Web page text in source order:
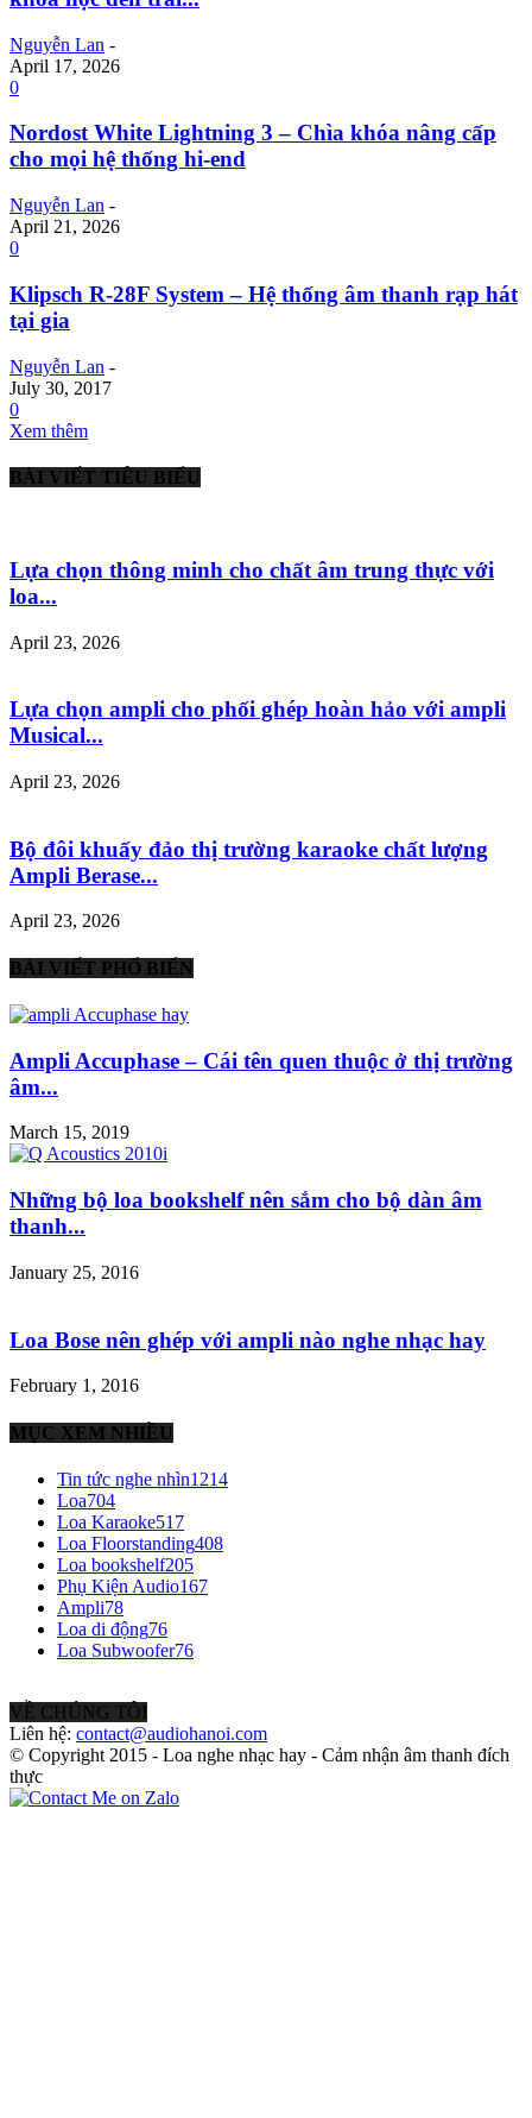
Nguyễn Lan -
April 17, 2026
0
Nordost White Lightning 3 – Chìa khóa nâng cấp
cho mọi hệ thống hi-end
Nguyễn Lan -
April 21, 2026
0
Klipsch R-28F System – Hệ thống âm thanh rạp hát
tại gia
Nguyễn Lan -
July 30, 2017
0
Xem thêm
BÀI VIẾT TIÊU BIỂU
Lựa chọn thông minh cho chất âm trung thực với
loa...
April 23, 2026
Lựa chọn ampli cho phối ghép hoàn hảo với ampli
Musical...
April 23, 2026
Bộ đôi khuấy đảo thị trường karaoke chất lượng
Ampli Berase...
April 23, 2026
BÀI VIẾT PHỔ BIẾN
Ampli Accuphase – Cái tên quen thuộc ở thị trường
âm...
March 15, 2019
Những bộ loa bookshelf nên sắm cho bộ dàn âm
thanh...
January 25, 2016
Loa Bose nên ghép với ampli nào nghe nhạc hay
February 1, 2016
MỤC XEM NHIỀU
Tin tức nghe nhìn1214
Loa704
Loa Karaoke517
Loa Floorstanding408
Loa bookshelf205
Phụ Kiện Audio167
Ampli78
Loa di động76
Loa Subwoofer76
VỀ CHÚNG TÔI
Liên hệ: contact@audiohanoi.com
© Copyright 2015 - Loa nghe nhạc hay - Cảm nhận âm thanh đích
thực